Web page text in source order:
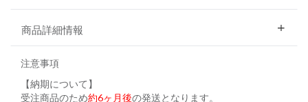
商品詳細情報
注意事項
【納期について】
受注商品のため約6ヶ月後の発送となります。